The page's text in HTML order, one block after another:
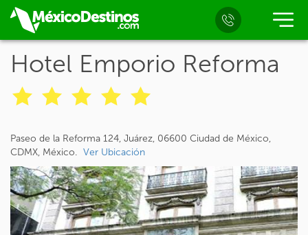
Hotel Emporio Reforma
Paseo de la Reforma 124, Juárez, 06600 Ciudad de México,
CDMX, México. Ver Ubicación